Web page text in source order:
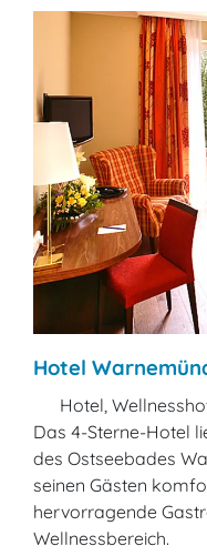
Hotel
Hotel,
Das 4-Sterne-Hotel
des Ostseebades
seinen Gästen
hervorragende
Wellnessbereich.